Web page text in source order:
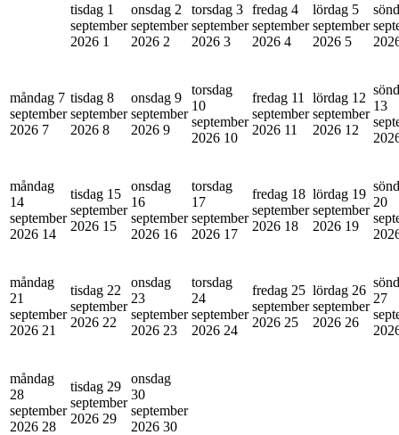
tisdag 1
september
2026 1
onsdag 2
september
2026 2
torsdag 3
september
2026 3
fredag 4
september
2026 4
lördag 5
september
2026 5
måndag 7
september
2026 7
tisdag 8
september
2026 8
onsdag 9
september
2026 9
torsdag
10
september
2026 10
fredag 11
september
2026 11
lördag 12
september
2026 12
13
måndag
14
september
2026 14
tisdag 15
september
2026 15
onsdag
16
september
2026 16
torsdag
17
september
2026 17
fredag 18
september
2026 18
lördag 19
september
2026 19
20
måndag
21
september
2026 21
tisdag 22
september
2026 22
onsdag
23
september
2026 23
torsdag
24
september
2026 24
fredag 25
september
2026 25
lördag 26
september
2026 26
27
måndag
28
september
2026 28
tisdag 29
september
2026 29
onsdag
30
september
2026 30